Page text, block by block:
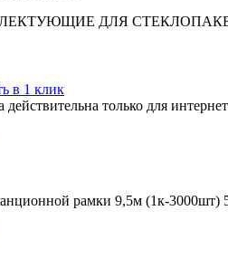
ДЛЯ
в 1 клик
действительна только для
рамки 9,5м (1к-3000шт)